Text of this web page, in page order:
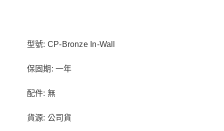
型號: CP-Bronze In-Wall
保固期: 一年
配件: 無
貨源: 公司貨